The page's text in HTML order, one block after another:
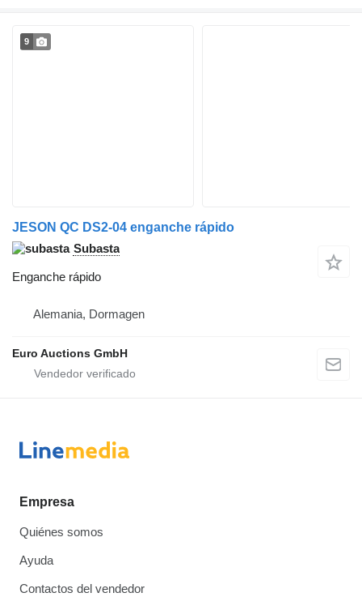
9
JESON QC DS2-04 enganche rápido
Subasta
Enganche rápido
Alemania, Dormagen
Euro Auctions GmbH
Empresa
Quiénes somos
Ayuda
Contactos del vendedor